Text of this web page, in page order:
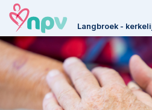
Langbroek -